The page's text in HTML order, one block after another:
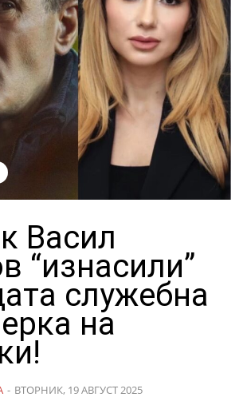
Васил
“изнасили”
служебна
на
- ВТОРНИК, 19 АВГУСТ 2025